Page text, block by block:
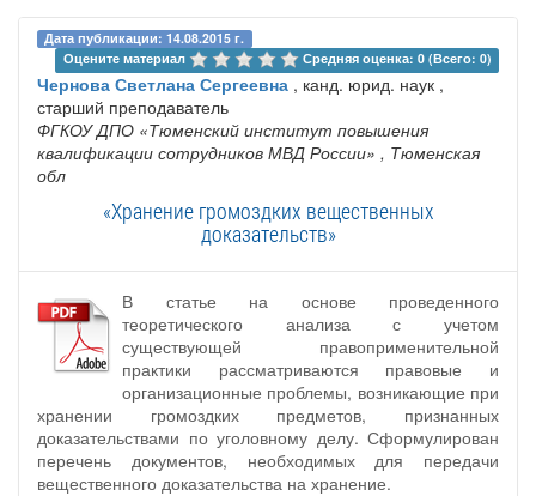
Дата публикации: 14.08.2015 г.
Оцените материал
Средняя оценка: 0 (Всего: 0)
Чернова Светлана Сергеевна , канд. юрид. наук ,
старший преподаватель
ФГКОУ ДПО «Тюменский институт повышения
квалификации сотрудников МВД России» , Тюменская
обл
«Хранение громоздких вещественных
доказательств»
В статье на основе проведенного
теоретического анализа с учетом
существующей правоприменительной
практики рассматриваются правовые и
организационные проблемы, возникающие при
хранении громоздких предметов, признанных
доказательствами по уголовному делу. Сформулирован
перечень документов, необходимых для передачи
вещественного доказательства на хранение.